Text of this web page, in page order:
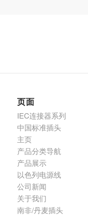
页面
IEC连接器系列
中国标准插头
主页
产品分类导航
产品展示
以色列电源线
公司新闻
关于我们
南非/丹麦插头